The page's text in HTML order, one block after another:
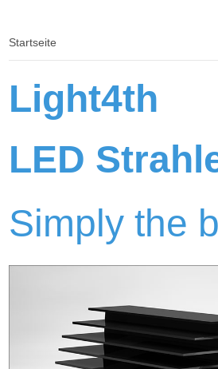
Startseite
Light4th
LED
Simply the